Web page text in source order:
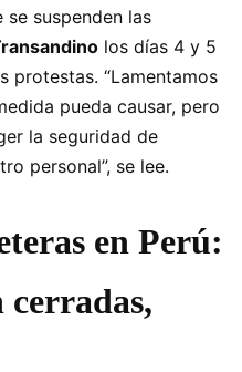
suspenden las
los días 4 y 5
protestas. “Lamentamos
pueda causar, pero
la seguridad de
personal”, se lee.
en Perú:
cerradas,